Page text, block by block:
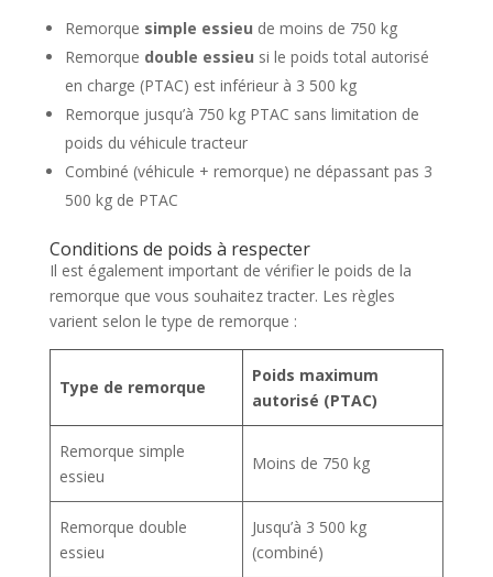
Remorque simple essieu de moins de 750 kg
Remorque double essieu si le poids total autorisé
en charge (PTAC) est inférieur à 3 500 kg
Remorque jusqu’à 750 kg PTAC sans limitation de
poids du véhicule tracteur
Combiné (véhicule + remorque) ne dépassant pas 3
500 kg de PTAC
Conditions de poids à respecter
Il est également important de vérifier le poids de la
remorque que vous souhaitez tracter. Les règles
varient selon le type de remorque :
Type de remorque
Poids maximum
autorisé (PTAC)
Remorque simple
essieu
Moins de 750 kg
Remorque double
essieu
Jusqu’à 3 500 kg
(combiné)